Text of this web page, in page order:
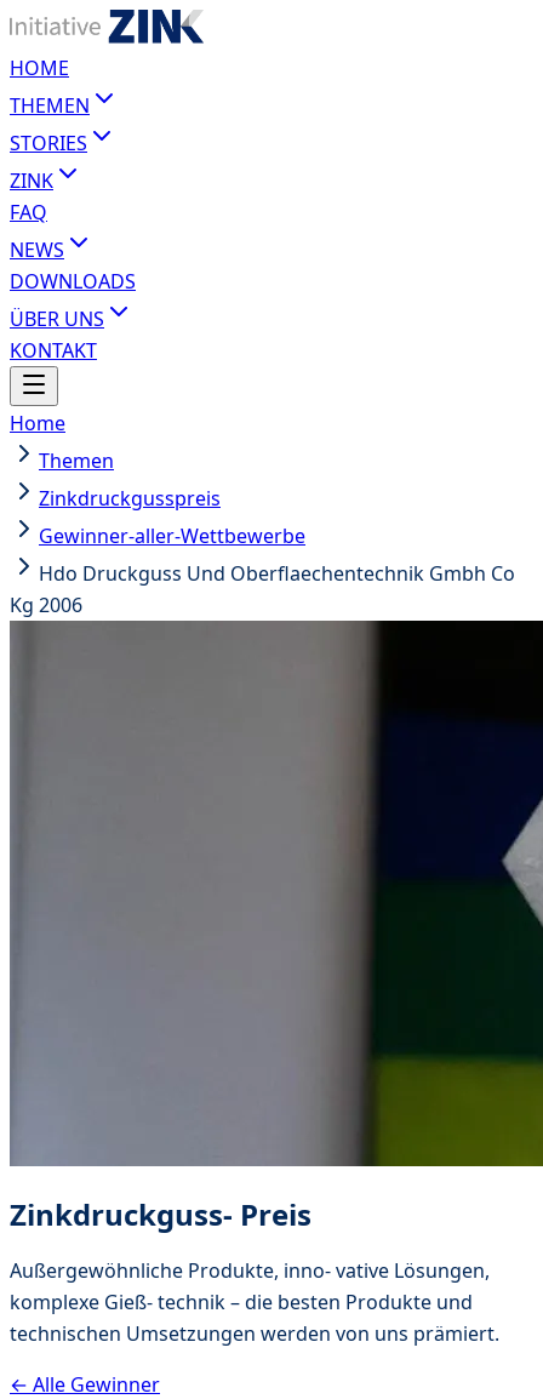
HOME
THEMEN
STORIES
ZINK
FAQ
NEWS
DOWNLOADS
ÜBER UNS
KONTAKT
Home
Themen
Zinkdruckgusspreis
Gewinner-aller-Wettbewerbe
Hdo Druckguss Und Oberflaechentechnik Gmbh Co
Kg 2006
Zinkdruckguss- Preis
Außergewöhnliche Produkte, inno- vative Lösungen,
komplexe Gieß- technik – die besten Produkte und
technischen Umsetzungen werden von uns prämiert.
← Alle Gewinner